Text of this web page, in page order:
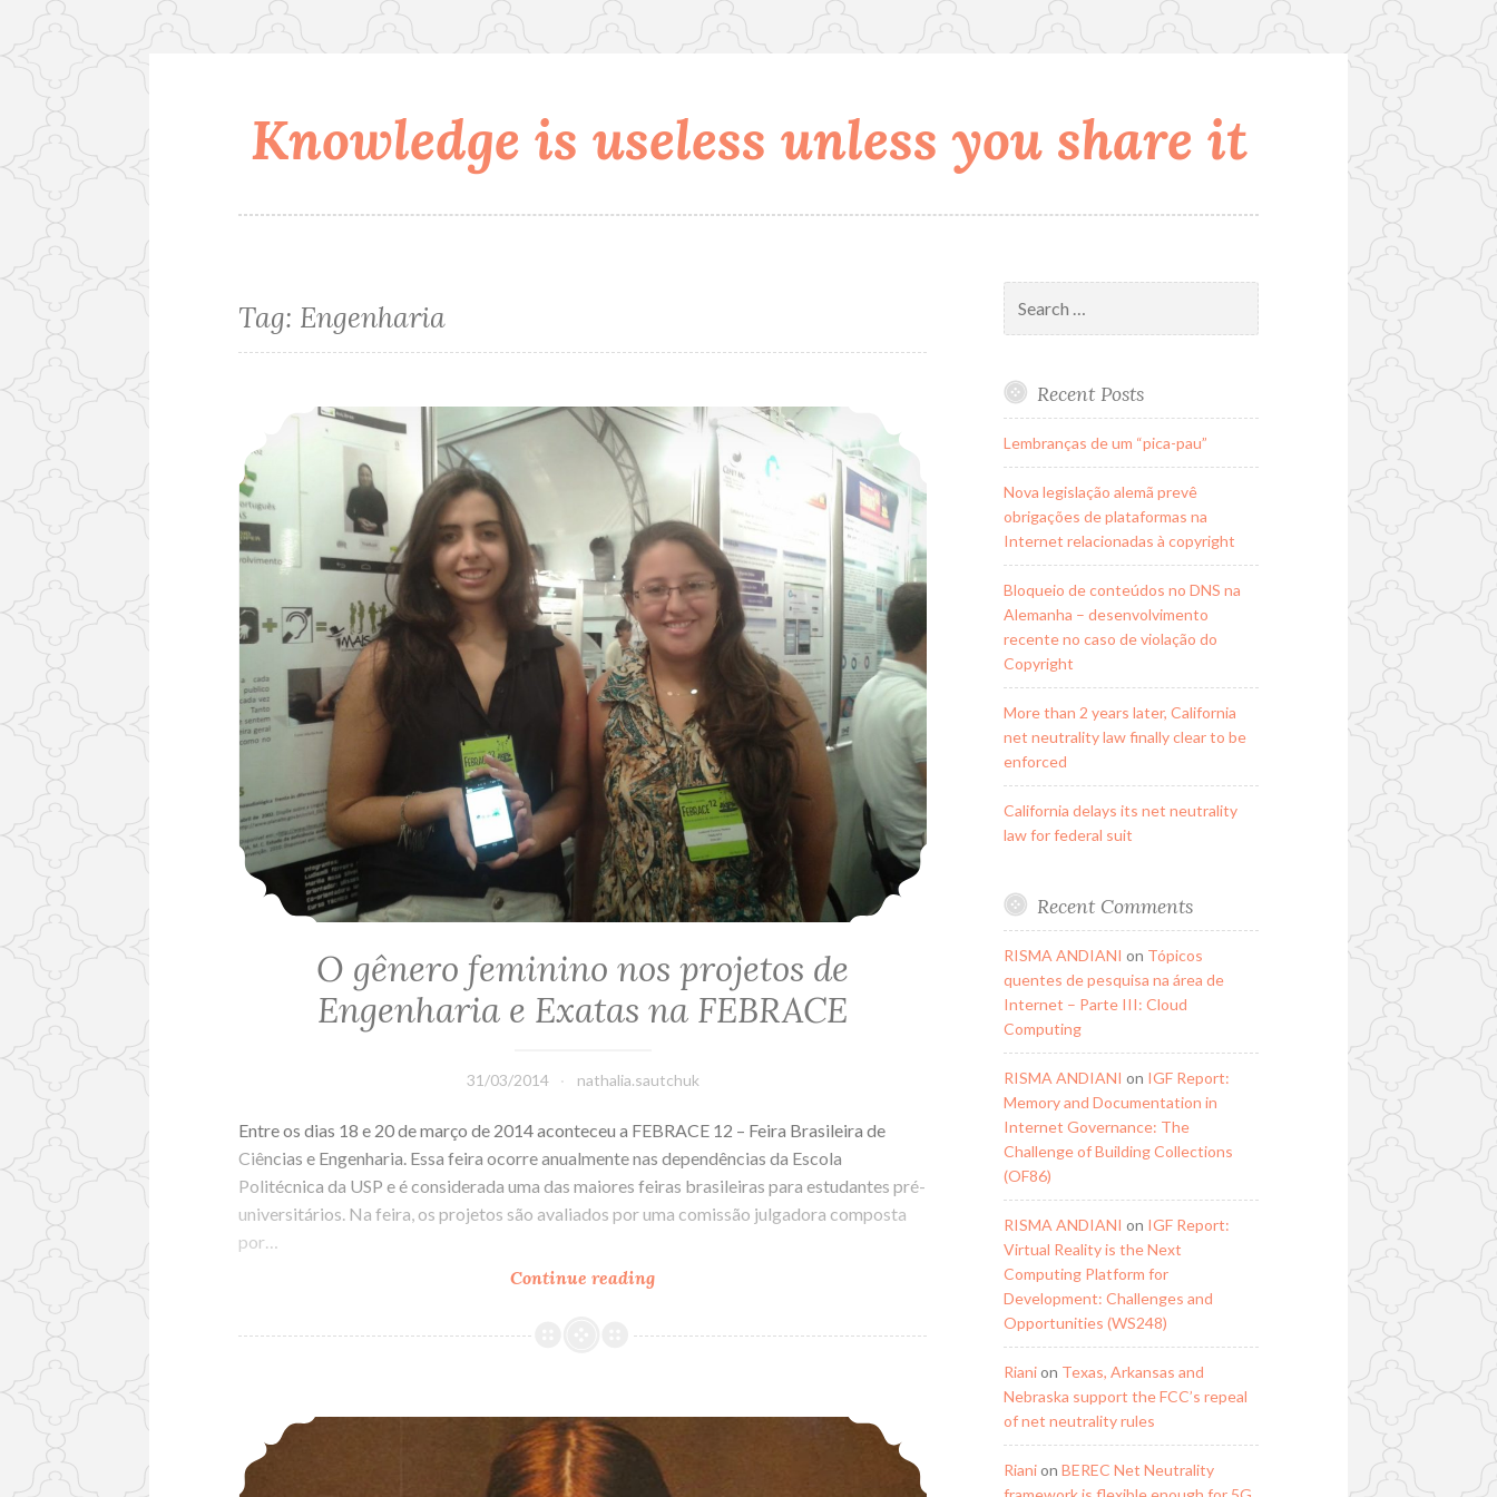
Skip
Knowledge is useless unless you share it
Tag: Engenharia
O gênero feminino nos projetos de Engenharia e Exatas na FEBRACE
O gênero feminino nos projetos de
Engenharia e Exatas na FEBRACE
31/03/2014 nathalia.sautchuk
Entre os dias 18 e 20 de março de 2014 aconteceu a FEBRACE 12 – Feira Brasileira de
Ciências e Engenharia. Essa feira ocorre anualmente nas dependências da Escola
Politécnica da USP e é considerada uma das maiores feiras brasileiras para estudantes pré-
universitários. Na feira, os projetos são avaliados por uma comissão julgadora composta
por…
Continue reading
feminino
de
e
Mulheres na computação IV
for:
Recent Posts
Lembranças de um “pica-pau”
Nova legislação alemã prevê
obrigações de plataformas na
Internet relacionadas à copyright
Bloqueio de conteúdos no DNS na
Alemanha – desenvolvimento
recente no caso de violação do
Copyright
More than 2 years later, California
net neutrality law finally clear to be
enforced
California delays its net neutrality
law for federal suit
Recent Comments
RISMA ANDIANI on Tópicos
quentes de pesquisa na área de
Internet – Parte III: Cloud
Computing
RISMA ANDIANI on IGF Report:
Memory and Documentation in
Internet Governance: The
Challenge of Building Collections
(OF86)
RISMA ANDIANI on IGF Report:
Virtual Reality is the Next
Computing Platform for
Development: Challenges and
Opportunities (WS248)
Rianion Texas, Arkansas and
Nebraska support the FCC’s repeal
of net neutrality rules
Rianion BEREC Net Neutrality